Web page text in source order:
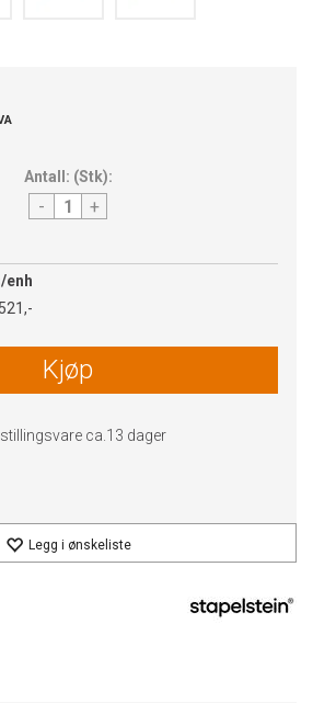
Antall: (Stk):
- +
enh
521,-
Kjøp
ca. 13 dager
Legg i ønskeliste